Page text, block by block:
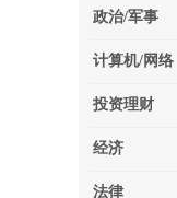
政治/军事
计算机/网络
投资理财
经济
法律